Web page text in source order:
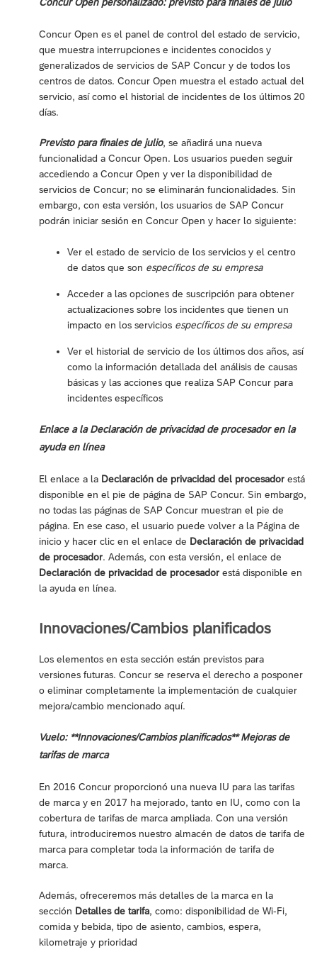
Concur Open es el panel de control del estado de servicio,
que muestra interrupciones e incidentes conocidos y
generalizados de servicios de SAP Concur y de todos los
centros de datos. Concur Open muestra el estado actual del
servicio, así como el historial de incidentes de los últimos 20
días.
Previsto para finales de julio, se añadirá una nueva
funcionalidad a Concur Open. Los usuarios pueden seguir
accediendo a Concur Open y ver la disponibilidad de
servicios de Concur; no se eliminarán funcionalidades. Sin
embargo, con esta versión, los usuarios de SAP Concur
podrán iniciar sesión en Concur Open y hacer lo siguiente:
Ver el estado de servicio de los servicios y el centro
de datos que son específicos de su empresa
Acceder a las opciones de suscripción para obtener
actualizaciones sobre los incidentes que tienen un
impacto en los servicios específicos de su empresa
Ver el historial de servicio de los últimos dos años, así
como la información detallada del análisis de causas
básicas y las acciones que realiza SAP Concur para
incidentes específicos
Enlace a la Declaración de privacidad de procesador en la
ayuda en línea
El enlace a la Declaración de privacidad del procesador está
disponible en el pie de página de SAP Concur. Sin embargo,
no todas las páginas de SAP Concur muestran el pie de
página. En ese caso, el usuario puede volver a la Página de
inicio y hacer clic en el enlace de Declaración de privacidad
de procesador. Además, con esta versión, el enlace de
Declaración de privacidad de procesador está disponible en
la ayuda en línea.
Innovaciones/Cambios planificados
Los elementos en esta sección están previstos para
versiones futuras. Concur se reserva el derecho a posponer
o eliminar completamente la implementación de cualquier
mejora/cambio mencionado aquí.
Vuelo: **Innovaciones/Cambios planificados** Mejoras de
tarifas de marca
En 2016 Concur proporcionó una nueva IU para las tarifas
de marca y en 2017 ha mejorado, tanto en IU, como con la
cobertura de tarifas de marca ampliada. Con una versión
futura, introduciremos nuestro almacén de datos de tarifa de
marca para completar toda la información de tarifa de
marca.
Además, ofreceremos más detalles de la marca en la
sección Detalles de tarifa, como: disponibilidad de Wi-Fi,
comida y bebida, tipo de asiento, cambios, espera,
kilometraje y prioridad